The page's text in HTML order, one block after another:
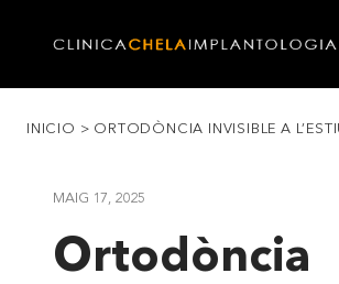
INICIO > ORTODÒNCIA INVISIBLE A
MAIG 17, 2025
Ortodòncia